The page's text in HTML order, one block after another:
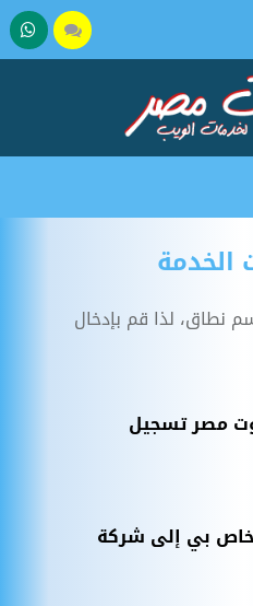
تحدث
الخدمة
نطاق، لذا قم بإدخال
مصر تسجيل
بي إلى شركة